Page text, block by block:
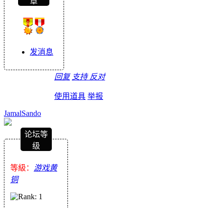
发消息
回复 支持 反对
使用道具 举报
JamalSando
论坛等
级
等級： 游戏黄
铜